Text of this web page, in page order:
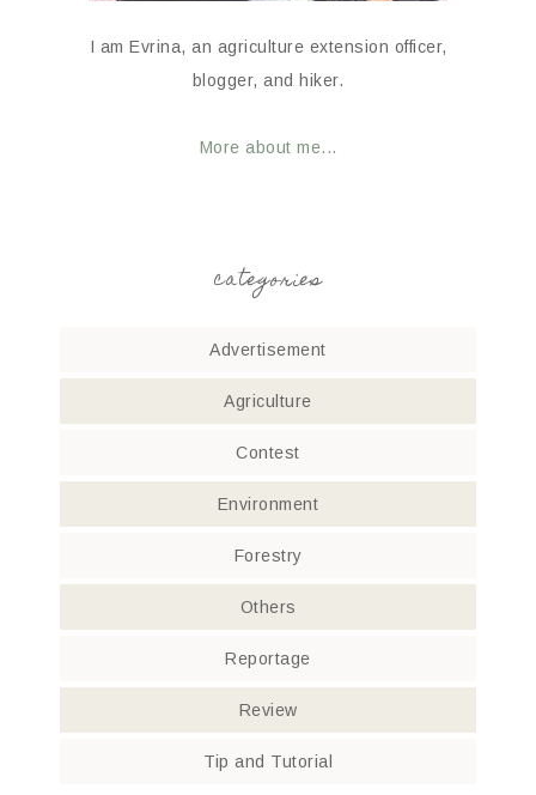
I am Evrina, an agriculture extension officer,
blogger, and hiker.
More about me...
categories
Advertisement
Agriculture
Contest
Environment
Forestry
Others
Reportage
Review
Tip and Tutorial